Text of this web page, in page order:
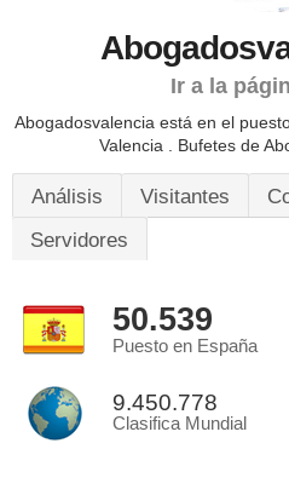
Ir a la
Abogadosvalencia está en el
Valencia . Bufetes de
Análisis Visitantes
Servidores
50.539
Puesto en España
9.450.778
Clasifica Mundial